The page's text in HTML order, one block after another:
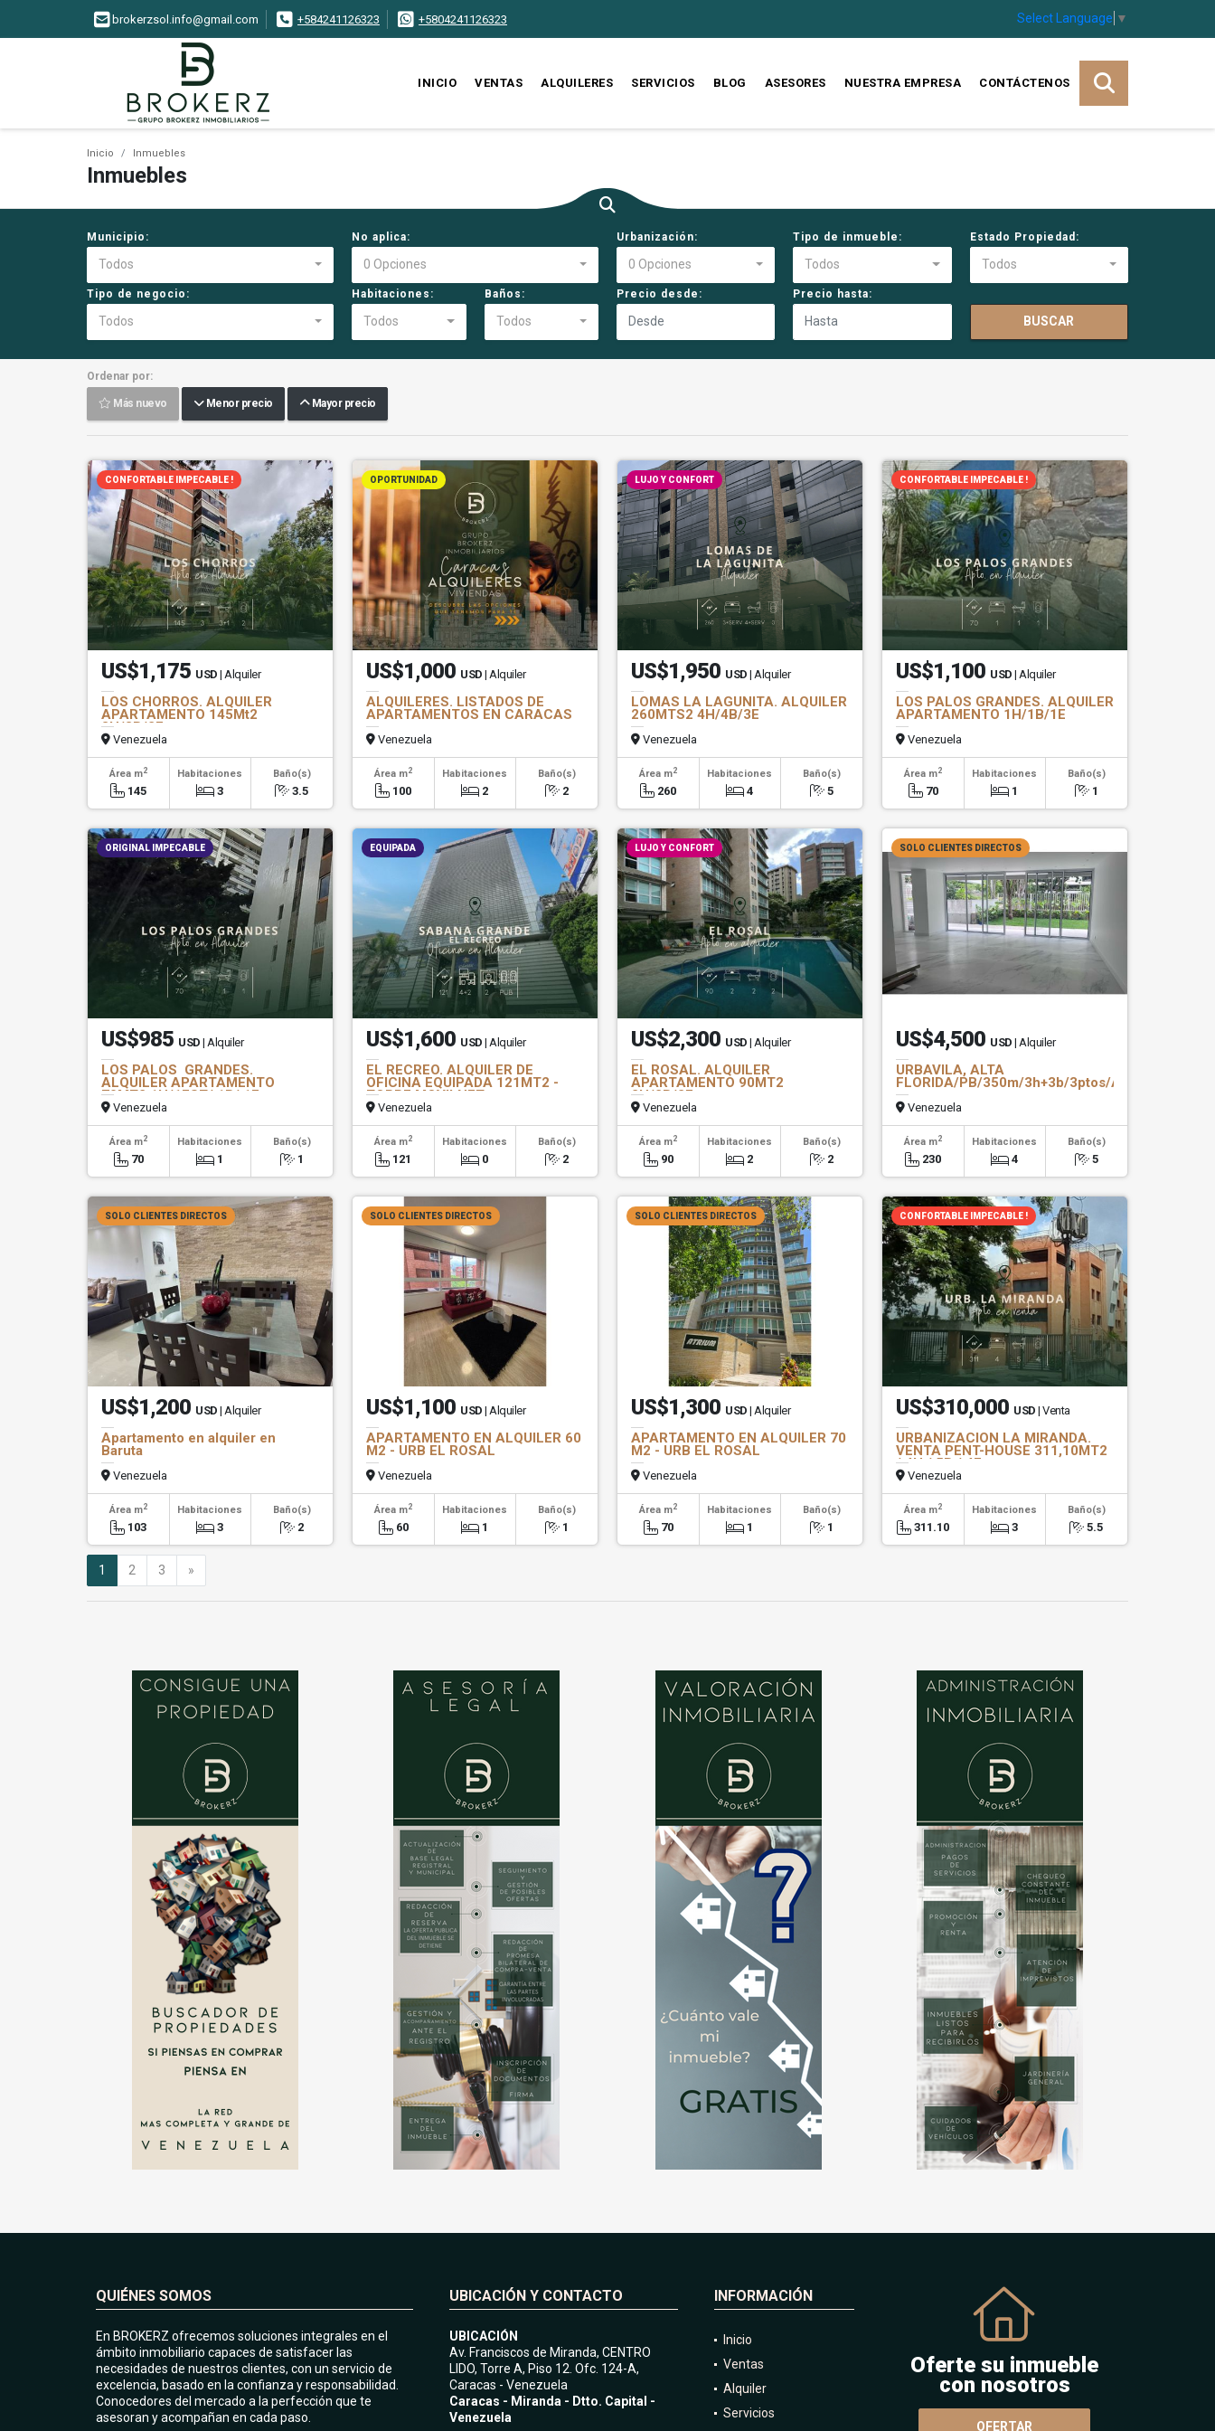
brokerzsol.info@gmail.com +584241126323 +5804241126323 Select Language ▼
INICIO VENTAS ALQUILERES SERVICIOS BLOG ASESORES NUESTRA EMPRESA CONTÁCTENOS
Inicio Inmuebles
Inmuebles
Municipio:
Todos
No aplica:
0 Opciones
Urbanización:
0 Opciones
Tipo de inmueble:
Todos
Estado Propiedad:
Todos
Tipo de negocio:
Todos
Habitaciones:
Todos
Baños:
Todos
Precio desde: Precio hasta:
BUSCAR
Ordenar por:
Más nuevo Menor precio Mayor precio
CONFORTABLE IMPECABLE !
US$1,175 USD | Alquiler
LOS CHORROS. ALQUILER
APARTAMENTO 145Mt2
3H/3B/2E
Venezuela
Área m2
145
Habitaciones
3
Baño(s)
3.5
OPORTUNIDAD
US$1,000 USD | Alquiler
ALQUILERES. LISTADOS DE
APARTAMENTOS EN CARACAS
Venezuela
Área m2
100
Habitaciones
2
Baño(s)
2
LUJO Y CONFORT
US$1,950 USD | Alquiler
LOMAS LA LAGUNITA. ALQUILER
260MTS2 4H/4B/3E
Venezuela
Área m2
260
Habitaciones
4
Baño(s)
5
CONFORTABLE IMPECABLE !
US$1,100 USD | Alquiler
LOS PALOS GRANDES. ALQUILER
APARTAMENTO 1H/1B/1E
Venezuela
Área m2
70
Habitaciones
1
Baño(s)
1
ORIGINAL IMPECABLE
US$985 USD | Alquiler
LOS PALOS GRANDES.
ALQUILER APARTAMENTO
70MT2 1H/1EST/ 1B/ 1E
Venezuela
Área m2
70
Habitaciones
1
Baño(s)
1
EQUIPADA
US$1,600 USD | Alquiler
EL RECREO. ALQUILER DE
OFICINA EQUIPADA 121MT2 -
TORRE MOVILNET
Venezuela
Área m2
121
Habitaciones
0
Baño(s)
2
LUJO Y CONFORT
US$2,300 USD | Alquiler
EL ROSAL. ALQUILER
APARTAMENTO 90MT2
2H/2B/2E
Venezuela
Área m2
90
Habitaciones
2
Baño(s)
2
SOLO CLIENTES DIRECTOS
US$4,500 USD | Alquiler
URBAVILA, ALTA
FLORIDA/PB/350m/3h+3b/3ptos/AESTRENAR/
Venezuela
Área m2
230
Habitaciones
4
Baño(s)
5
SOLO CLIENTES DIRECTOS
US$1,200 USD | Alquiler
Apartamento en alquiler en
Baruta
Venezuela
Área m2
103
Habitaciones
3
Baño(s)
2
SOLO CLIENTES DIRECTOS
US$1,100 USD | Alquiler
APARTAMENTO EN ALQUILER 60
M2 - URB EL ROSAL
Venezuela
Área m2
60
Habitaciones
1
Baño(s)
1
SOLO CLIENTES DIRECTOS
US$1,300 USD | Alquiler
APARTAMENTO EN ALQUILER 70
M2 - URB EL ROSAL
Venezuela
Área m2
70
Habitaciones
1
Baño(s)
1
CONFORTABLE IMPECABLE !
US$310,000 USD | Venta
URBANIZACION LA MIRANDA.
VENTA PENT-HOUSE 311,10MT2
/ 4H / 5B / 4E
Venezuela
Área m2
311.10
Habitaciones
3
Baño(s)
5.5
1 2 3 »
QUIÉNES SOMOS
En BROKERZ ofrecemos soluciones integrales en el
ámbito inmobiliario capaces de satisfacer las
necesidades de nuestros clientes, con un servicio de
excelencia, basado en la confianza y responsabilidad.
Conocedores del mercado a la perfección que te
asesoran y acompañan en cada paso.
UBICACIÓN Y CONTACTO
UBICACIÓN
Av. Franciscos de Miranda, CENTRO
LIDO, Torre A, Piso 12. Ofc. 124-A,
Caracas - Venezuela
Caracas - Miranda - Dtto. Capital -
Venezuela
INFORMACIÓN
Inicio
Ventas
Alquiler
Servicios
Oferte su inmueble
con nosotros
OFERTAR